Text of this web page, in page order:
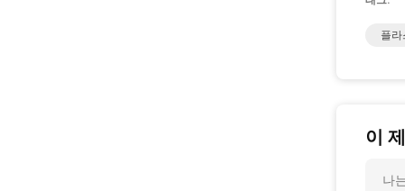
플라
이
나